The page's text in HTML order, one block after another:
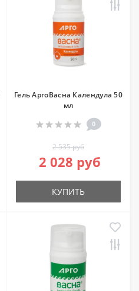
Гель АргоВасна Календула 50
мл
0
2 535 руб
2 028 руб
КУПИТЬ